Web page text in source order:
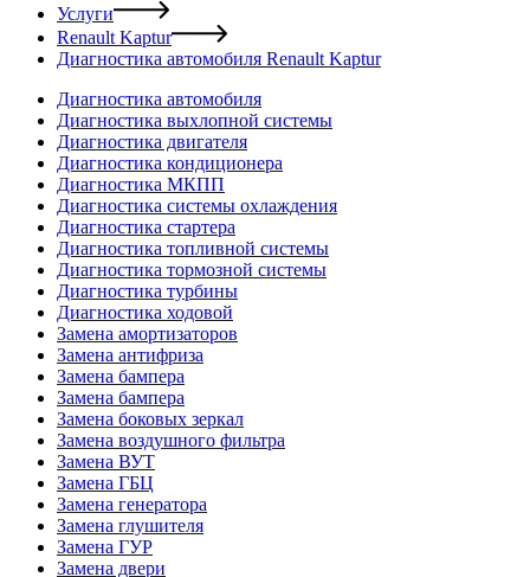
Услуги
Renault Kaptur
Диагностика автомобиля Renault Kaptur
Диагностика автомобиля
Диагностика выхлопной системы
Диагностика двигателя
Диагностика кондиционера
Диагностика МКПП
Диагностика системы охлаждения
Диагностика стартера
Диагностика топливной системы
Диагностика тормозной системы
Диагностика турбины
Диагностика ходовой
Замена амортизаторов
Замена антифриза
Замена бампера
Замена бампера
Замена боковых зеркал
Замена воздушного фильтра
Замена ВУТ
Замена ГБЦ
Замена генератора
Замена глушителя
Замена ГУР
Замена двери